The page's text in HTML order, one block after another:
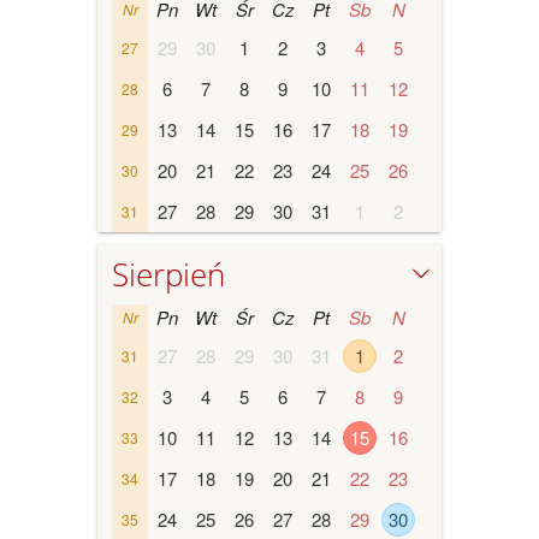
Nr Pn Wt Śr Cz Pt Sb N
27 29 30 1 2 3 4 5
28 6 7 8 9 10 11 12
29 13 14 15 16 17 18 19
30 20 21 22 23 24 25 26
31 27 28 29 30 31 1 2
Sierpień
Nr Pn Wt Śr Cz Pt Sb N
31 27 28 29 30 31 1 2
32 3 4 5 6 7 8 9
33 10 11 12 13 14 15 16
34 17 18 19 20 21 22 23
35 24 25 26 27 28 29 30